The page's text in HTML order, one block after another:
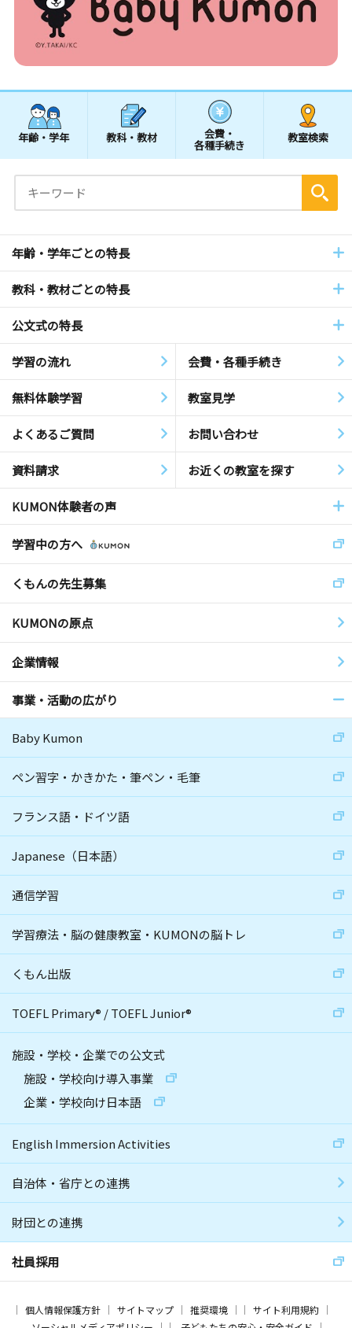
年齢・学年 教科・教材 会費・
各種手続き
教室検索
年齢・学年ごとの特長
教科・教材ごとの特長
公文式の特長
学習の流れ 会費・各種手続き
無料体験学習 教室見学
よくあるご質問 お問い合わせ
資料請求 お近くの教室を探す
KUMON体験者の声
学習中の方へ
くもんの先生募集
KUMONの原点
企業情報
事業・活動の広がり
Baby Kumon
ペン習字・かきかた・筆ペン・毛筆
フランス語・ドイツ語
Japanese（日本語）
通信学習
学習療法・脳の健康教室・KUMONの脳トレ
くもん出版
TOEFL Primary® /TOEFL Junior®
施設・学校・企業での公文式
施設・学校向け導入事業
企業・学校向け日本語
English Immersion Activities
自治体・省庁との連携
財団との連携
社員採用
個人情報保護方針 サイトマップ 推奨環境
サイト利用規約